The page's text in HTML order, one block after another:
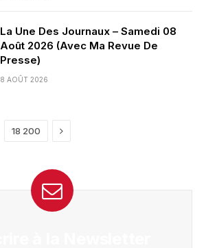
La Une Des Journaux – Samedi 08
Août 2026 (Avec Ma Revue De
Presse)
8 AOÛT 2026
18 200 Next